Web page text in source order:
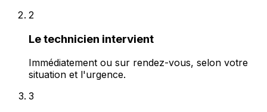
2
Le technicien intervient
Immédiatement ou sur rendez-vous, selon votre
situation et l'urgence.
3